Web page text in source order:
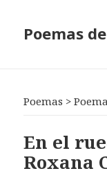
Poemas
Poemas >
En el
Roxana